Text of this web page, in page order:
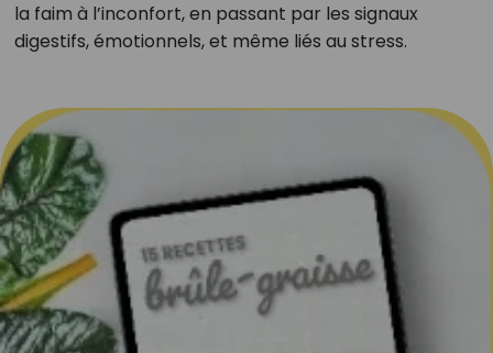
la faim à l’inconfort, en passant par les signaux
digestifs, émotionnels, et même liés au stress.